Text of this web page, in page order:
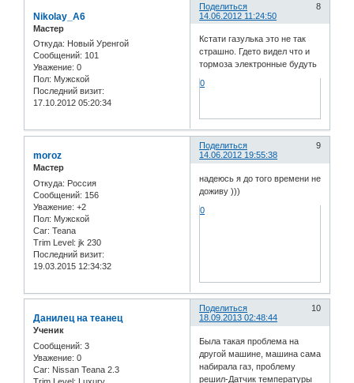
Поделиться
8
14.06.2012 11:24:50
Nikolay_A6
Мастер
Откуда: Новый Уренгой
Сообщений: 101
Уважение: 0
Пол: Мужской
Последний визит:
17.10.2012 05:20:34
Кстати газулька это не так
страшно. Гдето видел что и
тормоза электронные будуть
0
Поделиться
9
14.06.2012 19:55:38
moroz
Мастер
Откуда: Россия
Сообщений: 156
Уважение: +2
Пол: Мужской
Car: Teana
Trim Level: jk 230
Последний визит:
19.03.2015 12:34:32
надеюсь я до того времени не
доживу )))
0
Поделиться
10
18.09.2013 02:48:44
Данилец на теанец
Ученик
Сообщений: 3
Уважение: 0
Car: Nissan Teana 2.3
Была такая проблема на
другой машине, машина сама
набирала газ, проблему
решил-Датчик температуры